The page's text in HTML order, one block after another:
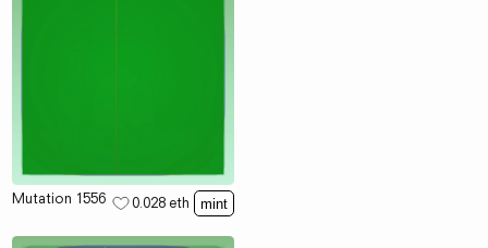
Mutation 1556 0.028 eth mint